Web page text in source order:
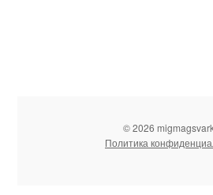
© 2026
Политика